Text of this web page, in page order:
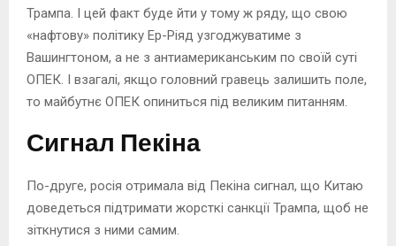
Трампа. І цей факт буде йти у тому ж ряду, що свою
«нафтову» політику Ер-Ріяд узгоджуватиме з
Вашингтоном, а не з антиамериканським по своїй суті
ОПЕК. І взагалі, якщо головний гравець залишить поле,
то майбутнє ОПЕК опиниться під великим питанням.
Сигнал Пекіна
По-друге, росія отримала від Пекіна сигнал, що Китаю
доведеться підтримати жорсткі санкції Трампа, щоб не
зіткнутися з ними самим.